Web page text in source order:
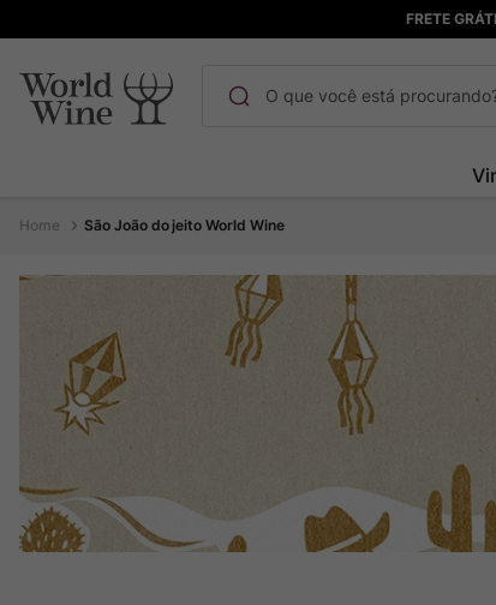
FRETE
São João do jeito World Wine
1º Maçanita
Bodega Garzon
4
5º
º Rocim